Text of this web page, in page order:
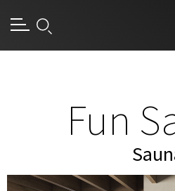
Fun